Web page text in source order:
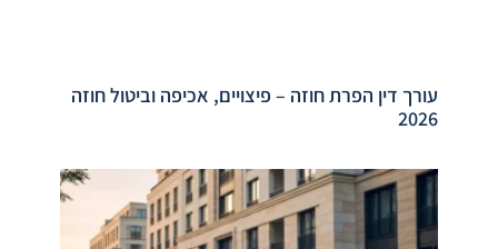
עורך דין הפרת חוזה – פיצויים, אכיפה וביטול חוזה
2026